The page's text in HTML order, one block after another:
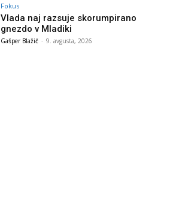
Fokus
Vlada naj razsuje skorumpirano
gnezdo v Mladiki
Gašper Blažič - 9. avgusta, 2026